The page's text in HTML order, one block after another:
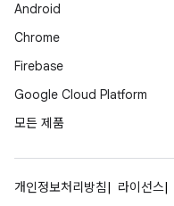
Android
Chrome
Firebase
Google Cloud Platform
모든 제품
개인정보처리방침 라이선스